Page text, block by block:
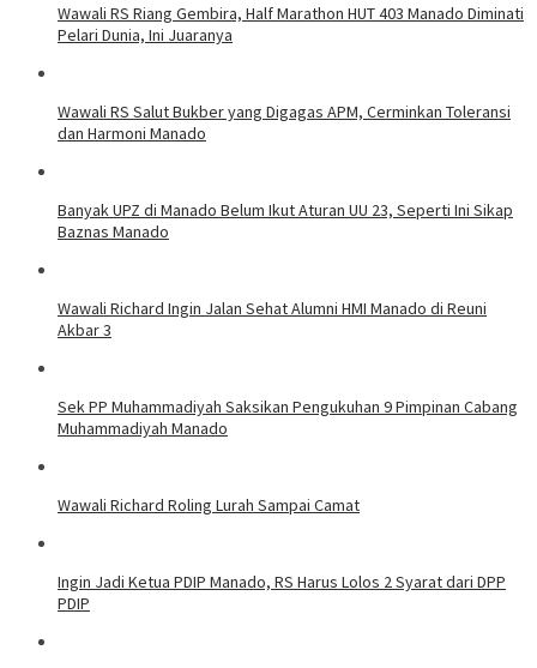
Wawali RS Riang Gembira, Half Marathon HUT 403 Manado Diminati
Pelari Dunia, Ini Juaranya
Wawali RS Salut Bukber yang Digagas APM, Cerminkan Toleransi
dan Harmoni Manado
Banyak UPZ di Manado Belum Ikut Aturan UU 23, Seperti Ini Sikap
Baznas Manado
Wawali Richard Ingin Jalan Sehat Alumni HMI Manado di Reuni
Akbar 3
Sek PP Muhammadiyah Saksikan Pengukuhan 9 Pimpinan Cabang
Muhammadiyah Manado
Wawali Richard Roling Lurah Sampai Camat
Ingin Jadi Ketua PDIP Manado, RS Harus Lolos 2 Syarat dari DPP
PDIP